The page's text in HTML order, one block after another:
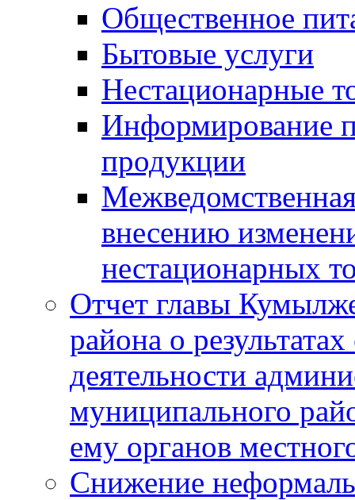
Общественное
Бытовые услуги
Нестационарные
Информирование
продукции
внесению
нестационарных
Отчет главы
района о
деятельности
муниципального
ему органов
Снижение